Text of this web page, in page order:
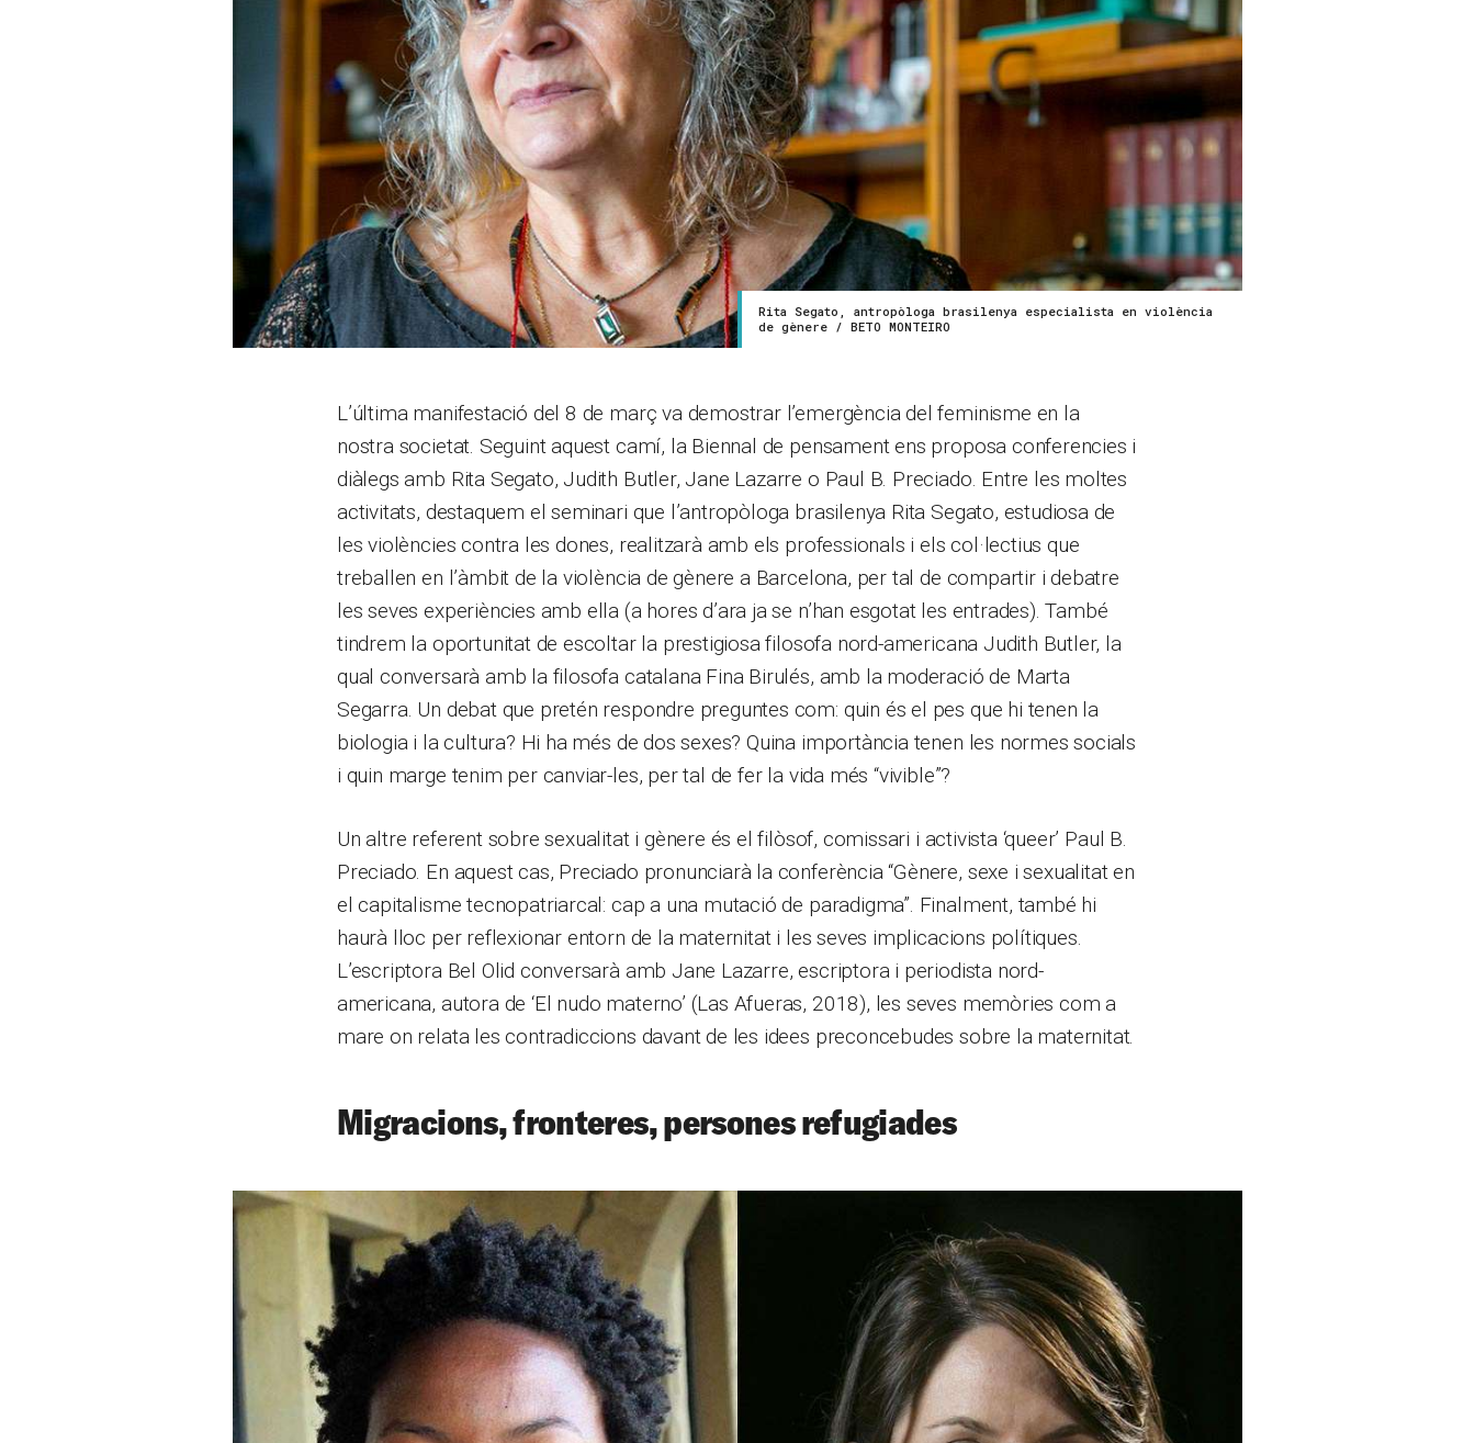
Rita Segato, antropòloga brasilenya especialista en violència
de gènere / BETO MONTEIRO
L’última manifestació del 8 de març va demostrar l’emergència del feminisme en la
nostra societat. Seguint aquest camí, la Biennal de pensament ens proposa conferencies i
diàlegs amb Rita Segato, Judith Butler, Jane Lazarre o Paul B. Preciado. Entre les moltes
activitats, destaquem el seminari que l’antropòloga brasilenya Rita Segato, estudiosa de
les violències contra les dones, realitzarà amb els professionals i els col·lectius que
treballen en l’àmbit de la violència de gènere a Barcelona, per tal de compartir i debatre
les seves experiències amb ella (a hores d’ara ja se n’han esgotat les entrades). També
tindrem la oportunitat de escoltar la prestigiosa filosofa nord-americana Judith Butler, la
qual conversarà amb la filosofa catalana Fina Birulés, amb la moderació de Marta
Segarra. Un debat que pretén respondre preguntes com: quin és el pes que hi tenen la
biologia i la cultura? Hi ha més de dos sexes? Quina importància tenen les normes socials
i quin marge tenim per canviar-les, per tal de fer la vida més “vivible”?
Un altre referent sobre sexualitat i gènere és el filòsof, comissari i activista ‘queer’ Paul B.
Preciado. En aquest cas, Preciado pronunciarà la conferència “Gènere, sexe i sexualitat en
el capitalisme tecnopatriarcal: cap a una mutació de paradigma”. Finalment, també hi
haurà lloc per reflexionar entorn de la maternitat i les seves implicacions polítiques.
L’escriptora Bel Olid conversarà amb Jane Lazarre, escriptora i periodista nord-
americana, autora de ‘El nudo materno’ (Las Afueras, 2018), les seves memòries com a
mare on relata les contradiccions davant de les idees preconcebudes sobre la maternitat.
Migracions, fronteres, persones refugiades